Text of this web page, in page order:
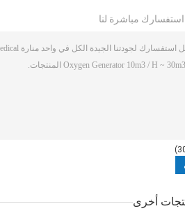
مباشرة لنا
أخرى